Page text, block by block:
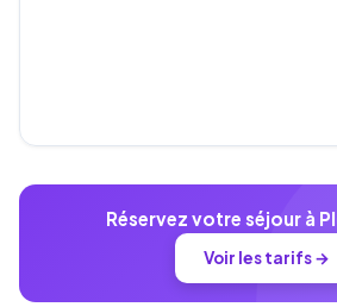
Réservez votre séjour à
Voir les tarifs →